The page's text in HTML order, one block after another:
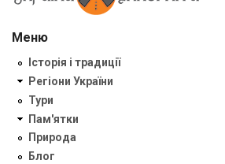
Меню
Історія і традиції
Регіони України
Тури
Пам'ятки
Природа
Блог